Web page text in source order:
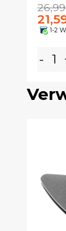
1-2
-